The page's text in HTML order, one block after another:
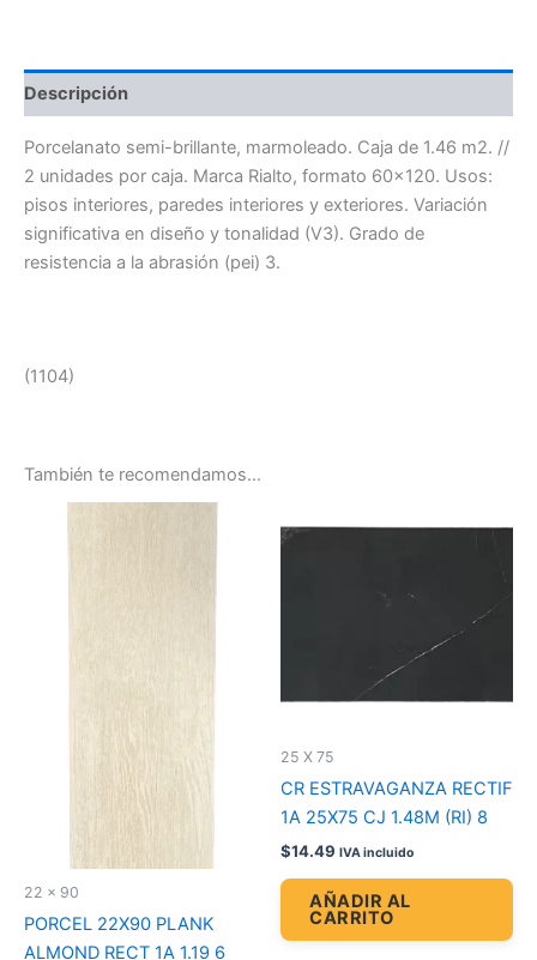
Descripción
Porcelanato semi-brillante, marmoleado. Caja de 1.46 m2. //
2 unidades por caja. Marca Rialto, formato 60×120. Usos:
pisos interiores, paredes interiores y exteriores. Variación
significativa en diseño y tonalidad (V3). Grado de
resistencia a la abrasión (pei) 3.
(1104)
También te recomendamos…
22 x 90
PORCEL 22X90 PLANK
ALMOND RECT 1A 1.19 6
25 X 75
CR ESTRAVAGANZA RECTIF
1A 25X75 CJ 1.48M (RI) 8
$14.49 IVA incluido
AÑADIR AL
CARRITO